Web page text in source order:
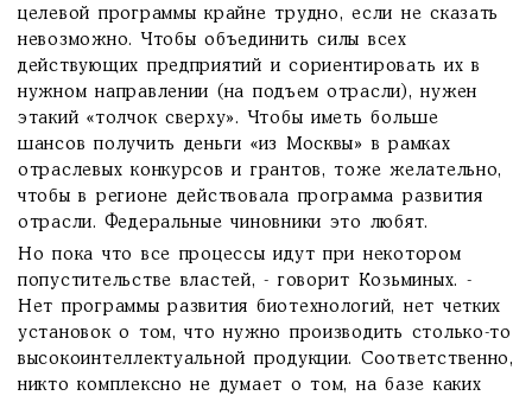
целевой программы крайне трудно, если не сказать
невозможно. Чтобы объединить силы всех
действующих предприятий и сориентировать их в
нужном направлении (на подъем отрасли), нужен
этакий «толчок сверху». Чтобы иметь больше
шансов получить деньги «из Москвы» в рамках
отраслевых конкурсов и грантов, тоже желательно,
чтобы в регионе действовала программа развития
отрасли. Федеральные чиновники это любят.
Но пока что все процессы идут при некотором
попустительстве властей, - говорит Козьминых. -
Нет программы развития биотехнологий, нет четких
установок о том, что нужно производить столько-то
высокоинтеллектуальной продукции. Соответственно,
никто комплексно не думает о том, на базе каких